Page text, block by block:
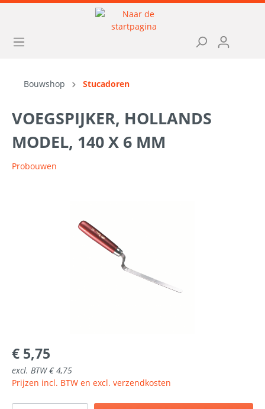
Bouwshop Stucadoren
VOEGSPIJKER, HOLLANDS
MODEL, 140 X 6 MM
Probouwen
€ 5,75
excl. BTW € 4,75
Prijzen incl. BTW en excl. verzendkosten